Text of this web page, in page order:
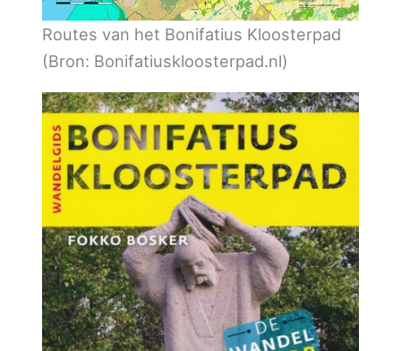
Routes van het Bonifatius Kloosterpad
(Bron: Bonifatiuskloosterpad.nl)